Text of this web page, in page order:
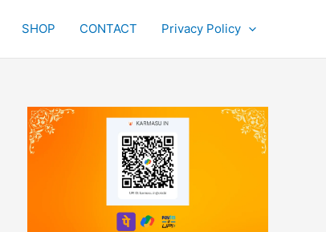
SHOP CONTACT Privacy Policy